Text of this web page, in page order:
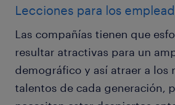
Lecciones para los
Las compañías tienen que
resultar atractivas para un
demográfico y así atraer a los
talentos de cada generación,